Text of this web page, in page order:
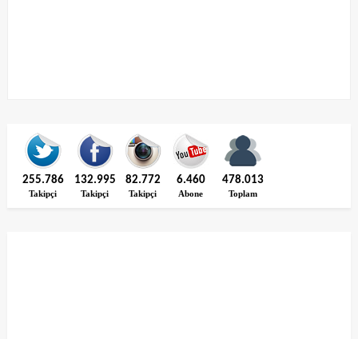
255.786
Takipçi
132.995
Takipçi
82.772
Takipçi
6.460
Abone
478.013
Toplam